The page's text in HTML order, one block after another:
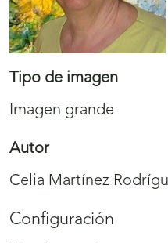
Tipo de imagen
Imagen grande
Autor
Celia Martínez
Configuración